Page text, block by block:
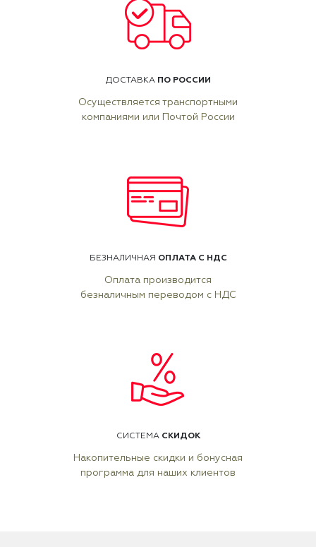
ДОСТАВКА ПО РОССИИ
Осуществляется транспортными
компаниями или Почтой России
БЕЗНАЛИЧНАЯ ОПЛАТА С НДС
Оплата производится
безналичным переводом с НДС
СИСТЕМА СКИДОК
Накопительные скидки и бонусная
программа для наших клиентов